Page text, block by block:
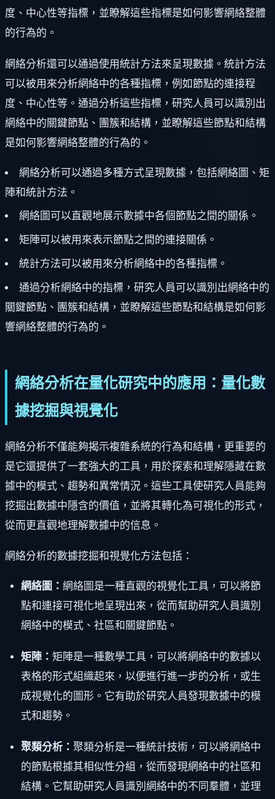
度、中心性等指標，並瞭解這些指標是如何影響網絡整體
的行為的。
網絡分析還可以通過使用統計方法來呈現數據。統計方法
可以被用來分析網絡中的各種指標，例如節點的連接程
度、中心性等。通過分析這些指標，研究人員可以識別出
網絡中的關鍵節點、團簇和結構，並瞭解這些節點和結構
是如何影響網絡整體的行為的。
網絡分析可以通過多種方式呈現數據，包括網絡圖、矩
陣和統計方法。
網絡圖可以直觀地展示數據中各個節點之間的關係。
矩陣可以被用來表示節點之間的連接關係。
統計方法可以被用來分析網絡中的各種指標。
通過分析網絡中的指標，研究人員可以識別出網絡中的
關鍵節點、團簇和結構，並瞭解這些節點和結構是如何影
響網絡整體的行為的。
網絡分析在量化研究中的應用：量化數
據挖掘與視覺化
網絡分析不僅能夠揭示複雜系統的行為和結構，更重要的
是它還提供了一套強大的工具，用於探索和理解隱藏在數
據中的模式、趨勢和異常情況。這些工具使研究人員能夠
挖掘出數據中隱含的價值，並將其轉化為可視化的形式，
從而更直觀地理解數據中的信息。
網絡分析的數據挖掘和視覺化方法包括：
網絡圖： 網絡圖是一種直觀的視覺化工具，可以將節
點和連接可視化地呈現出來，從而幫助研究人員識別
網絡中的模式、社區和關鍵節點。
矩陣： 矩陣是一種數學工具，可以將網絡中的數據以
表格的形式組織起來，以便進行進一步的分析，或生
成視覺化的圖形。它有助於研究人員發現數據中的模
式和趨勢。
聚類分析： 聚類分析是一種統計技術，可以將網絡中
的節點根據其相似性分組，從而發現網絡中的社區和
結構。它幫助研究人員識別網絡中的不同羣體，並理